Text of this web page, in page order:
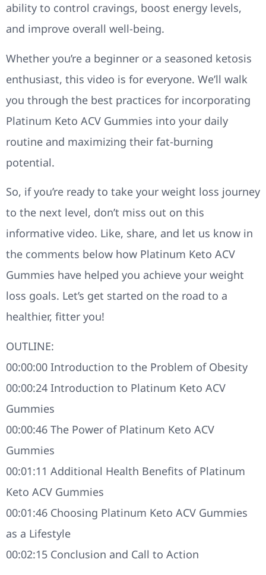
ability to control cravings, boost energy levels,
and improve overall well-being.
Whether you’re a beginner or a seasoned ketosis
enthusiast, this video is for everyone. We’ll walk
you through the best practices for incorporating
Platinum Keto ACV Gummies into your daily
routine and maximizing their fat-burning
potential.
So, if you’re ready to take your weight loss journey
to the next level, don’t miss out on this
informative video. Like, share, and let us know in
the comments below how Platinum Keto ACV
Gummies have helped you achieve your weight
loss goals. Let’s get started on the road to a
healthier, fitter you!
OUTLINE:
00:00:00 Introduction to the Problem of Obesity
00:00:24 Introduction to Platinum Keto ACV
Gummies
00:00:46 The Power of Platinum Keto ACV
Gummies
00:01:11 Additional Health Benefits of Platinum
Keto ACV Gummies
00:01:46 Choosing Platinum Keto ACV Gummies
as a Lifestyle
00:02:15 Conclusion and Call to Action